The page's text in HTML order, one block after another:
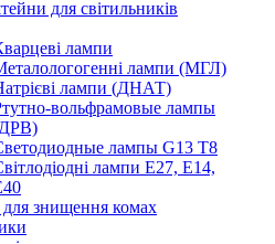
для світильників
лампи
лампи (МГЛ)
лампи (ДНАТ)
вольфрамовые лампы
лампы G13 Т8
лампи E27, E14,
знищення комах